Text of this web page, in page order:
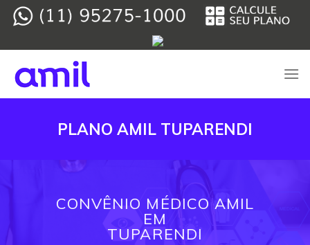
Skip
PLANO AMIL TUPARENDI
CONVÊNIO MÉDICO AMIL
EM
TUPARENDI